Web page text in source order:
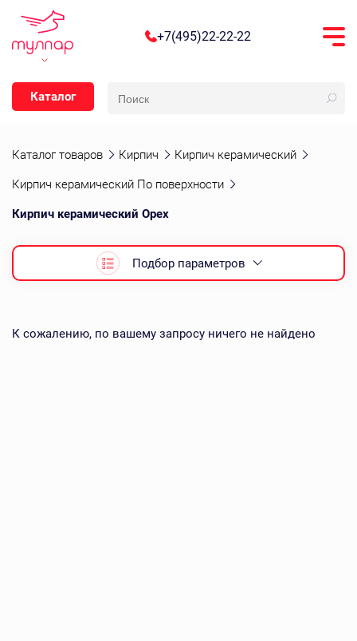
+7(495)22-22-22
Каталог
Каталог товаров Кирпич Кирпич керамический
Кирпич керамический По поверхности
Кирпич керамический Орех
Подбор параметров
К сожалению, по вашему запросу ничего не найдено